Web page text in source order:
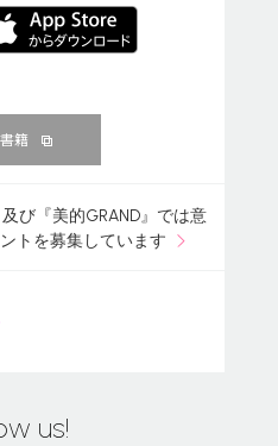
籍
び『美的GRAND』では意
トを募集しています
us!